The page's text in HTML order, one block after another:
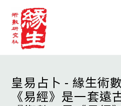
content
皇易占卜 - 緣生術
《易經》是一套遠